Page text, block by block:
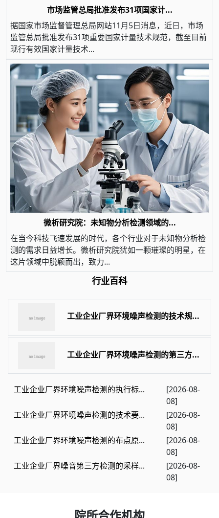
市场监管总局批准发布31项国家计...
据国家市场监督管理总局网站11月5日消息，近日，市场
监管总局批准发布31项重要国家计量技术规范，截至目前
现行有效国家计量技术...
微析研究院：未知物分析检测领域的...
在当今科技飞速发展的时代，各个行业对于未知物分析检
测的需求日益增长。微析研究院犹如一颗璀璨的明星，在
这片领域中脱颖而出，致力...
行业百科
工业企业厂界环境噪声检测的技术规...
工业企业厂界环境噪声检测的第三方...
工业企业厂界环境噪声检测的执行标...
[2026-08-
08]
工业企业厂界环境噪声检测的技术要...
[2026-08-
08]
工业企业厂界环境噪声检测的布点原...
[2026-08-
08]
工业企业厂界噪音第三方检测的采样...
[2026-08-
08]